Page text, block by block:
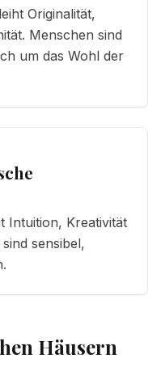
Originalität,
Menschen sind
um das Wohl der
Intuition, Kreativität
sensibel,
Häusern